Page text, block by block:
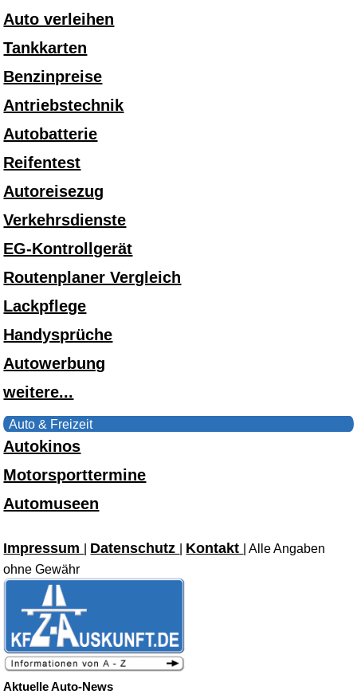
Auto verleihen
Tankkarten
Benzinpreise
Antriebstechnik
Autobatterie
Reifentest
Autoreisezug
Verkehrsdienste
EG-Kontrollgerät
Routenplaner Vergleich
Lackpflege
Handysprüche
Autowerbung
weitere...
Auto & Freizeit
Autokinos
Motorsporttermine
Automuseen
Impressum Datenschutz Kontakt
| Alle Angaben
ohne Gewähr
Aktuelle Auto-News